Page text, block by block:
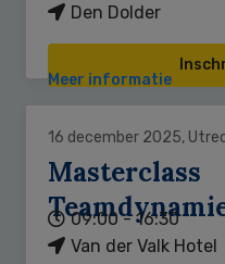
Den Dolder
Meer informatie
16 december 2025,
Masterclass
09:00 - 16:30
Van der Valk Hotel